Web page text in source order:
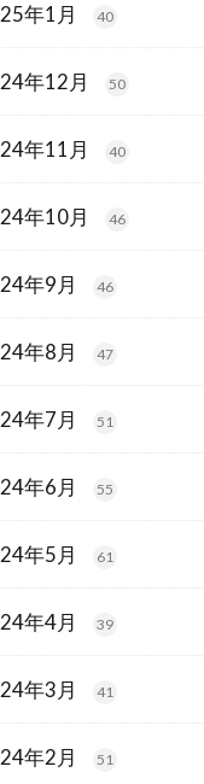
年1月 40
年12月 50
年11月 40
年10月 46
年9月 46
年8月 47
年7月 51
年6月 55
年5月 61
年4月 39
年3月 41
年2月 51